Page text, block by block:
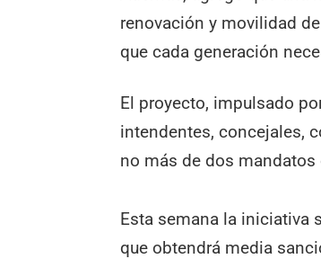
renovación y movilidad
que cada generación
El proyecto, impulsado
intendentes, concejales,
no más de dos
Esta semana la iniciativa
que obtendrá media